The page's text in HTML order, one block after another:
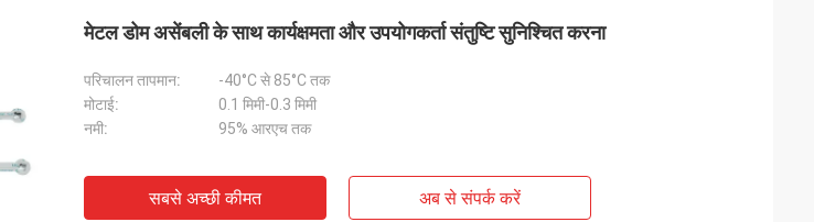
मेटल डोम असेंबली के साथ कार्यक्षमता और उपयोगकर्ता संतुष्टि सुनिश्चित करना
परिचालन तापमान:
-40°C से 85°C तक
मोटाई:
0.1 मिमी-0.3 मिमी
नमी:
95% आरएच तक
सबसे अच्छी कीमत अब से संपर्क करें